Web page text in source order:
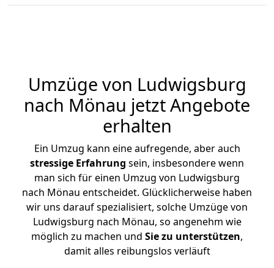
Umzüge von Ludwigsburg
nach Mönau jetzt Angebote
erhalten
Ein Umzug kann eine aufregende, aber auch
stressige Erfahrung sein, insbesondere wenn
man sich für einen Umzug von Ludwigsburg
nach Mönau entscheidet. Glücklicherweise haben
wir uns darauf spezialisiert, solche Umzüge von
Ludwigsburg nach Mönau, so angenehm wie
möglich zu machen und Sie zu unterstützen,
damit alles reibungslos verläuft